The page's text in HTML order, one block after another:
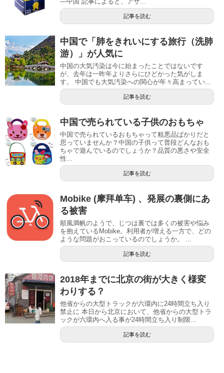
記事を読む
中国で「肺をきれいにする旅行（洗肺
游）」が人気に
中国の大気汚染は今に始まったことではないです
が、去年は一昨年よりさらにひどかった気がしま
す。 中国でも大気汚染への関心が年々高まってい...
記事を読む
中国で売られている子供のおもちゃ
中国で売られているおもちゃって粗悪品ばかりだと
思っていませんか？中国の子供って普段どんなおも
ちゃで遊んでいるのでしょうか？品質の悪さや安全
性...
記事を読む
Mobike (摩拜单车) 、発展の裏側にあ
る被害
順風満帆のようで、じつは裏では多くの被害や悩み
を抱えているMobike。利用者が増える一方で、どの
ような問題がおこっているのでしょうか。 ...
記事を読む
2018年までに北京の街が大きく様変
わりする？
他省からの大型トラックが六環内に24時間立ち入り
禁止に 本日から北京において、他省からの大型トラ
ックが六環内へ入る事が24時間立ち入り制限...
記事を読む